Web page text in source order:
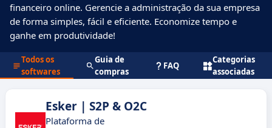
financeiro online. Gerencie a administração da sua empresa
de forma simples, fácil e eficiente. Economize tempo e
ganhe em produtividade!
Todos os
softwares
Guia de
compras
FAQ
Categorias
associadas
Esker | S2P & O2C
Plataforma de